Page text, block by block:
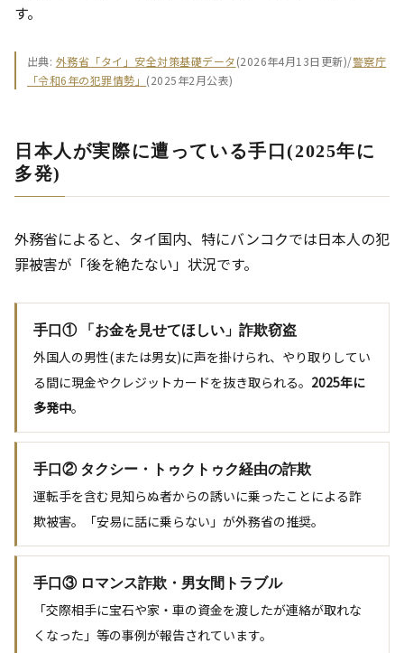
す。
出典: 外務省「タイ」安全対策基礎データ(2026年4月13日更新)/警察庁
「令和6年の犯罪情勢」 (2025年2月公表)
日本人が実際に遭っている手口(2025年に
多発)
外務省によると、タイ国内、特にバンコクでは日本人の犯
罪被害が「後を絶たない」状況です。
手口① 「お金を見せてほしい」詐欺窃盗
外国人の男性(または男女)に声を掛けられ、やり取りしてい
る間に現金やクレジットカードを抜き取られる。 2025年に
多発中。
手口② タクシー・トゥクトゥク経由の詐欺
運転手を含む見知らぬ者からの誘いに乗ったことによる詐
欺被害。「安易に話に乗らない」が外務省の推奨。
手口③ ロマンス詐欺・男女間トラブル
「交際相手に宝石や家・車の資金を渡したが連絡が取れな
くなった」等の事例が報告されています。